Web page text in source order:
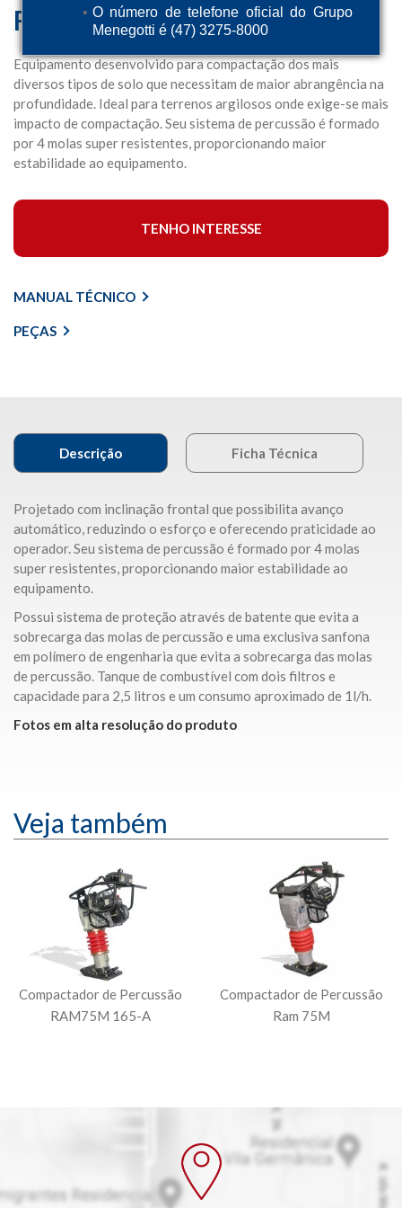
O número de telefone oficial do Grupo
Menegotti é (47) 3275-8000
Ram 68H
Equipamento desenvolvido para compactação dos mais
diversos tipos de solo que necessitam de maior abrangência na
profundidade. Ideal para terrenos argilosos onde exige-se mais
impacto de compactação. Seu sistema de percussão é formado
por 4 molas super resistentes, proporcionando maior
estabilidade ao equipamento.
TENHO INTERESSE
MANUAL TÉCNICO
PEÇAS
Descrição Ficha Técnica
Projetado com inclinação frontal que possibilita avanço
automático, reduzindo o esforço e oferecendo praticidade ao
operador. Seu sistema de percussão é formado por 4 molas
super resistentes, proporcionando maior estabilidade ao
equipamento.
Possui sistema de proteção através de batente que evita a
sobrecarga das molas de percussão e uma exclusiva sanfona
em polímero de engenharia que evita a sobrecarga das molas
de percussão. Tanque de combustível com dois filtros e
capacidade para 2,5 litros e um consumo aproximado de 1l/h.
Fotos em alta resolução do produto
Veja também
Compactador de Percussão
RAM75M 165-A
Compactador de Percussão
Ram 75M